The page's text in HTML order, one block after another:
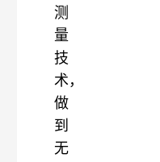
测
量
技
术，
做
到
无